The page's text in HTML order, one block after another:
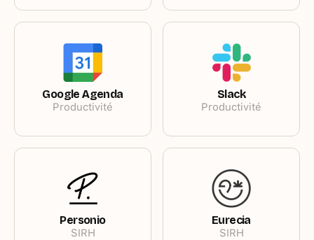
Google Agenda
Productivité
Slack
Productivité
Personio
SIRH
Eurecia
SIRH